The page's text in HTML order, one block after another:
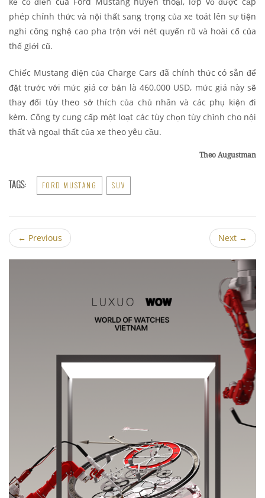
phép chính thức và nội thất sang trọng của xe toát lên sự tiện
nghi công nghệ cao pha trộn với nét quyến rũ và hoài cổ của
thế giới cũ.
Chiếc Mustang điện của Charge Cars đã chính thức có sẵn để
đặt trước với mức giá cơ bản là 460.000 USD, mức giá này sẽ
thay đổi tùy theo sở thích của chủ nhân và các phụ kiện đi
kèm. Công ty cung cấp một loạt các tùy chọn tùy chỉnh cho nội
thất và ngoại thất của xe theo yêu cầu.
Theo Augustman
TAGS: FORD MUSTANG SUV
← Previous Next →